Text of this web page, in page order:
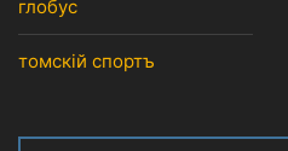
глобус
томскiй спортъ